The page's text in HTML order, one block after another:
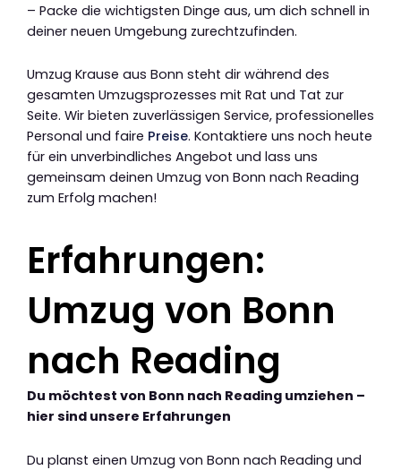
– Packe die wichtigsten Dinge aus, um dich schnell in
deiner neuen Umgebung zurechtzufinden.
Umzug Krause aus Bonn steht dir während des
gesamten Umzugsprozesses mit Rat und Tat zur
Seite. Wir bieten zuverlässigen Service, professionelles
Personal und faire Preise. Kontaktiere uns noch heute
für ein unverbindliches Angebot und lass uns
gemeinsam deinen Umzug von Bonn nach Reading
zum Erfolg machen!
Erfahrungen:
Umzug von Bonn
nach Reading
Du möchtest von Bonn nach Reading umziehen –
hier sind unsere Erfahrungen
Du planst einen Umzug von Bonn nach Reading und